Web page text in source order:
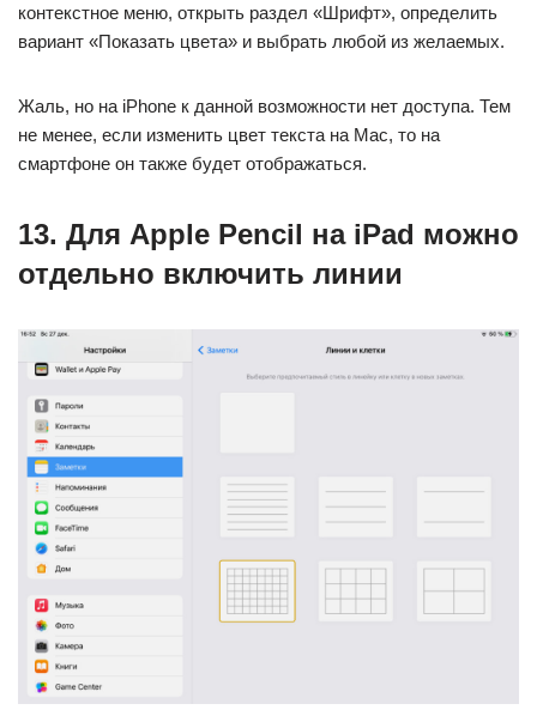
контекстное меню, открыть раздел «Шрифт», определить
вариант «Показать цвета» и выбрать любой из желаемых.
Жаль, но на iPhone к данной возможности нет доступа. Тем
не менее, если изменить цвет текста на Mac, то на
смартфоне он также будет отображаться.
13. Для Apple Pencil на iPad можно
отдельно включить линии